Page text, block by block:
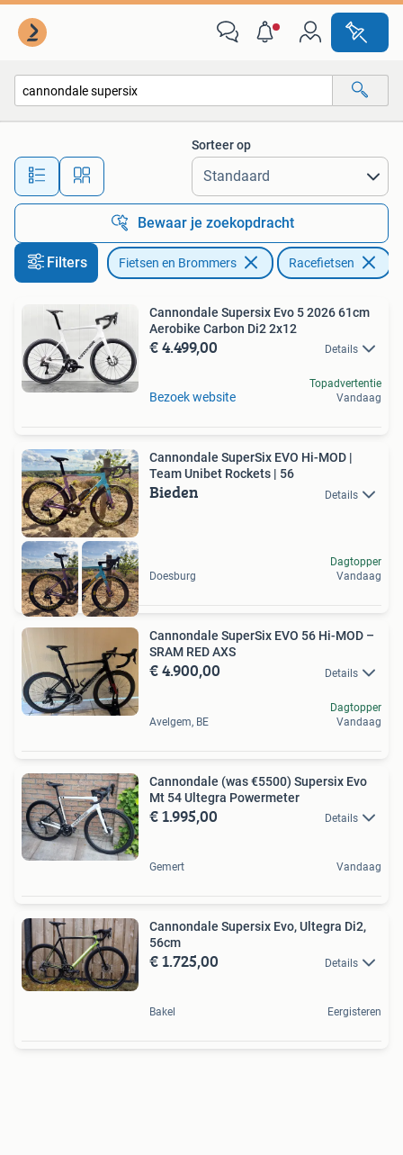
Alle afstanden…
Sorteer op
Bewaar je zoekopdracht
Filters Fietsen en Brommers Racefietsen
Cannondale Supersix Evo 5 2026 61cm
Aerobike Carbon Di2 2x12
€ 4.499,00 Details
Bezoek website
Topadvertentie
Vandaag
Cannondale SuperSix EVO Hi-MOD |
Team Unibet Rockets | 56
Bieden Details
Doesburg
Dagtopper
Vandaag
Cannondale SuperSix EVO 56 Hi-MOD –
SRAM RED AXS
€ 4.900,00 Details
Avelgem, BE
Dagtopper
Vandaag
Cannondale (was €5500) Supersix Evo
Mt 54 Ultegra Powermeter
€ 1.995,00 Details
Gemert Vandaag
Cannondale Supersix Evo, Ultegra Di2,
56cm
€ 1.725,00 Details
Bakel Eergisteren